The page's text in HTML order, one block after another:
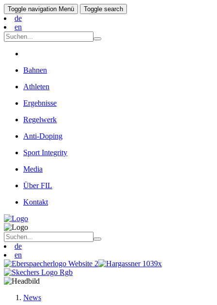
Toggle navigation Menü Toggle search
de
en
Bahnen
Athleten
Ergebnisse
Regelwerk
Anti-Doping
Sport Integrity
Media
Über FIL
Kontakt
de
en
News